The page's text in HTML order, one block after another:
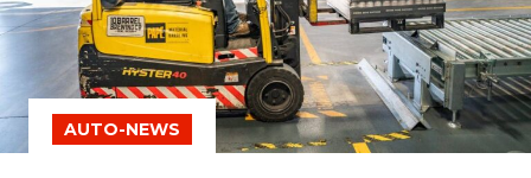
AUTO-NEWS